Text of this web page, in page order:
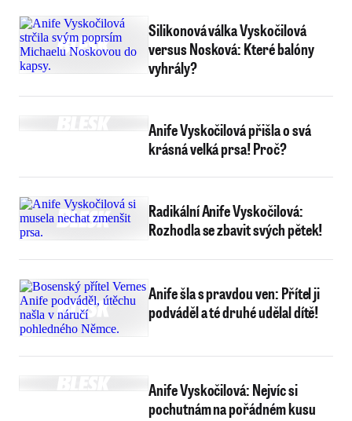
Silikonová válka Vyskočilová
versus Nosková: Které balóny
vyhrály?
Anife Vyskočilová přišla o svá
krásná velká prsa! Proč?
Radikální Anife Vyskočilová:
Rozhodla se zbavit svých pětek!
Anife šla s pravdou ven: Přítel ji
podváděl a té druhé udělal dítě!
Anife Vyskočilová: Nejvíc si
pochutnám na pořádném kusu